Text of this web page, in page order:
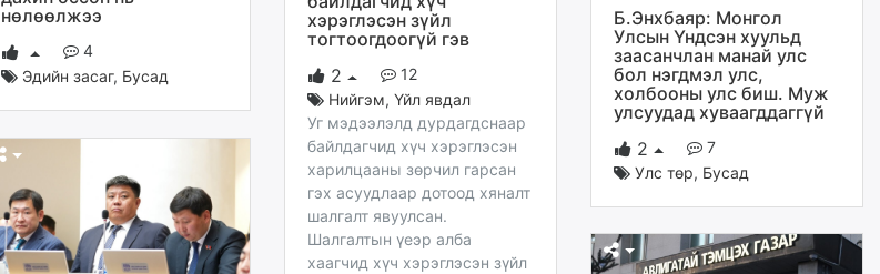
нөлөөлжээ
4
Эдийн засаг, Бусад
хэрэглэсэн зүйл
тогтоогдоогүй гэв
2
12
Нийгэм, Үйл явдал
Уг мэдээлэлд дурдагдснаар
байлдагчид хүч хэрэглэсэн
харилцааны зөрчил гарсан
гэх асуудлаар дотоод хяналт
шалгалт явуулсан.
Шалгалтын үеэр алба
хаагчид хүч хэрэглэсэн зүйл
Б.Энхбаяр: Монгол
Улсын Үндсэн хуульд
заасанчлан манай улс
бол нэгдмэл улс,
холбооны улс биш. Муж
улсуудад хуваагддаггүй
2
7
Улс төр, Бусад